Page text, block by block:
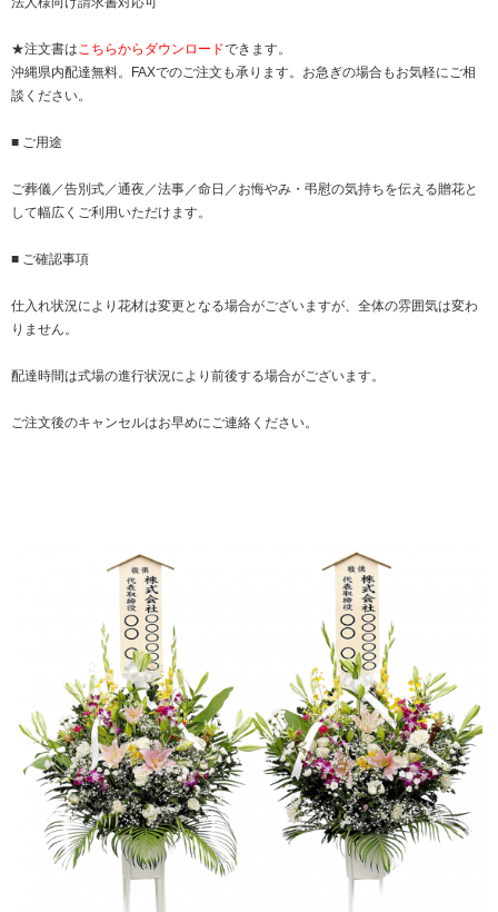
★注文書は こちらからダウンロードできます。
沖縄県内配達無料。FAXでのご注文も承ります。お急ぎの場合もお気軽にご相
談ください。
■ ご用途
ご葬儀／告別式／通夜／法事／命日／お悔やみ・弔慰の気持ちを伝える贈花と
して幅広くご利用いただけます。
■ ご確認事項
仕入れ状況により花材は変更となる場合がございますが、全体の雰囲気は変わ
りません。
配達時間は式場の進行状況により前後する場合がございます。
ご注文後のキャンセルはお早めにご連絡ください。